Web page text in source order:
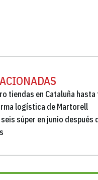
tiendas en Cataluña hasta
logística de Martorell
súper en junio después